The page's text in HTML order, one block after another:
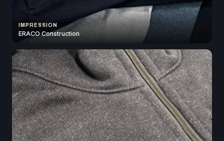
IMPRESSION
ERACO Construction